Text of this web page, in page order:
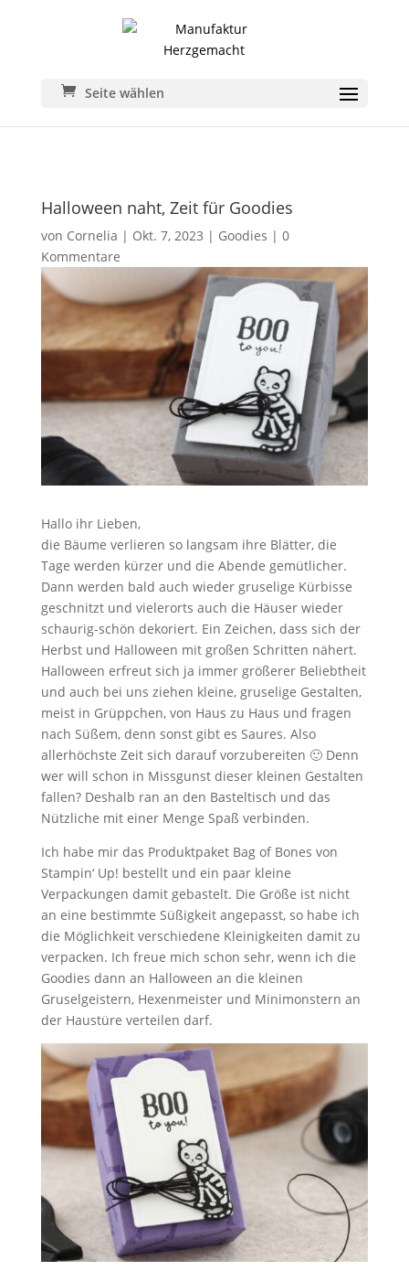
Seite wählen
Halloween naht, Zeit für Goodies
von Cornelia | Okt. 7, 2023 | Goodies | 0
Kommentare
Hallo ihr Lieben,
die Bäume verlieren so langsam ihre Blätter, die
Tage werden kürzer und die Abende gemütlicher.
Dann werden bald auch wieder gruselige Kürbisse
geschnitzt und vielerorts auch die Häuser wieder
schaurig-schön dekoriert. Ein Zeichen, dass sich der
Herbst und Halloween mit großen Schritten nähert.
Halloween erfreut sich ja immer größerer Beliebtheit
und auch bei uns ziehen kleine, gruselige Gestalten,
meist in Grüppchen, von Haus zu Haus und fragen
nach Süßem, denn sonst gibt es Saures. Also
allerhöchste Zeit sich darauf vorzubereiten 🙂 Denn
wer will schon in Missgunst dieser kleinen Gestalten
fallen? Deshalb ran an den Basteltisch und das
Nützliche mit einer Menge Spaß verbinden.
Ich habe mir das Produktpaket Bag of Bones von
Stampin‘ Up! bestellt und ein paar kleine
Verpackungen damit gebastelt. Die Größe ist nicht
an eine bestimmte Süßigkeit angepasst, so habe ich
die Möglichkeit verschiedene Kleinigkeiten damit zu
verpacken. Ich freue mich schon sehr, wenn ich die
Goodies dann an Halloween an die kleinen
Gruselgeistern, Hexenmeister und Minimonstern an
der Haustüre verteilen darf.